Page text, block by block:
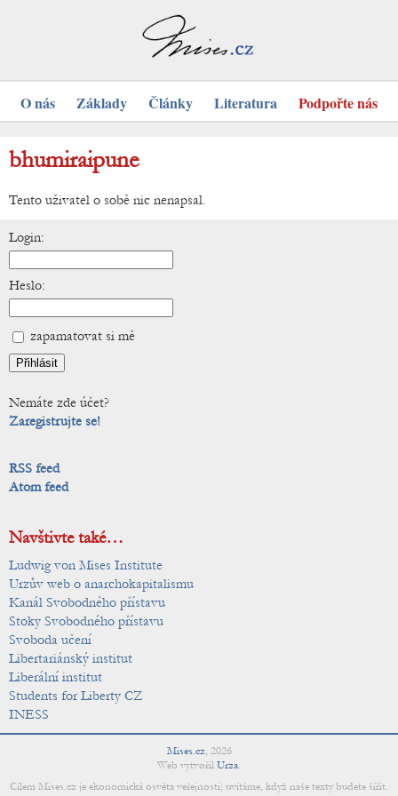
O nás Základy Články Literatura Podpořte nás
bhumiraipune
Tento uživatel o sobě nic nenapsal.
Login:
Heslo:
zapamatovat si mě
Nemáte zde účet?
Zaregistrujte se!
RSS feed
Atom feed
Navštivte také…
Ludwig von Mises Institute
Urzův web o anarchokapitalismu
Kanál Svobodného přístavu
Stoky Svobodného přístavu
Svoboda učení
Libertariánský institut
Liberální institut
Students for Liberty CZ
INESS
Mises.cz, 2026
Web vytvořil Urza.
Cílem Mises.cz je ekonomická osvěta veřejnosti; uvítáme, když naše texty budete šířit.